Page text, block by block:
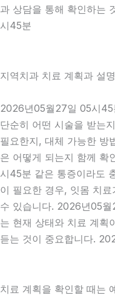
과 상담을 통해 확인하는
시45분
지역치과 치료 계획과 설
2026년05월27일 05시45
단순히 어떤 시술을 받는
필요한지, 대체 가능한 방
은 어떻게 되는지 함께
시45분 같은 통증이라도
이 필요한 경우, 잇몸 치
수 있습니다. 2026년05
는 현재 상태와 치료 계획
듣는 것이 중요합니다.
치료 계획을 확인할 때는